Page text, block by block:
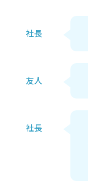
社長
友人
社長